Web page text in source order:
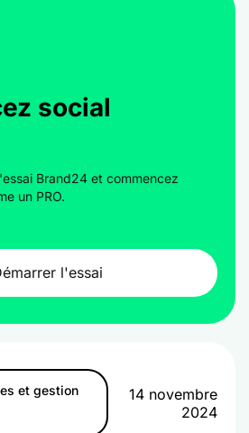
social
Brand24 et commencez
un PRO.
l'essai
et gestion
14 novembre
2024